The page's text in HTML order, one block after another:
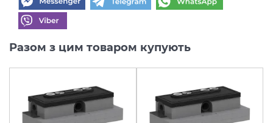
Разом з цим товаром купують